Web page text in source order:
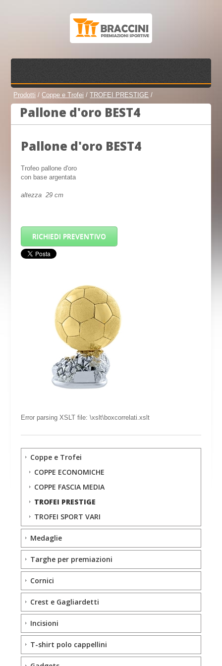
Prodotti /Coppe e Trofei /TROFEI PRESTIGE /
Pallone d'oro BEST4
Pallone d'oro BEST4
Trofeo pallone d'oro
con base argentata
altezza 29 cm
RICHIEDI PREVENTIVO
Error parsing XSLT file: \xslt\boxcorrelati.xslt
Coppe e Trofei
COPPE ECONOMICHE
COPPE FASCIA MEDIA
TROFEI PRESTIGE
TROFEI SPORT VARI
Medaglie
Targhe per premiazioni
Cornici
Crest e Gagliardetti
Incisioni
T-shirt polo cappellini